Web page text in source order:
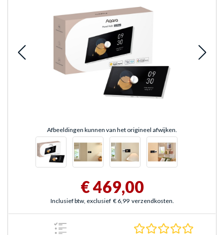
Afbeeldingen kunnen van het origineel afwijken.
€ 469,00
Inclusief btw, exclusief € 6,99 verzendkosten.